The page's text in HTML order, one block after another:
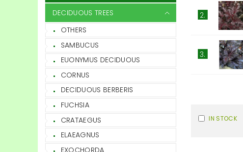
DECIDUOUS TREES
OTHERS
SAMBUCUS
EUONYMUS DECIDUOUS
CORNUS
DECIDUOUS BERBERIS
FUCHSIA
CRATAEGUS
ELAEAGNUS
EXOCHORDA
2.
3.
IN STOCK